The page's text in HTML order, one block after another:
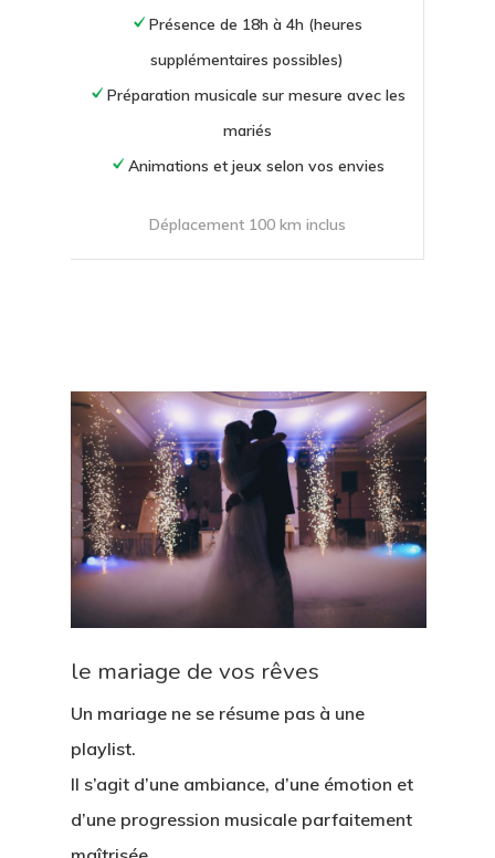
Présence de 18h à 4h (heures
supplémentaires possibles)
Préparation musicale sur mesure avec les
mariés
Animations et jeux selon vos envies
Déplacement 100 km inclus
le mariage de vos rêves
Un mariage ne se résume pas à une
playlist.
Il s’agit d’une ambiance, d’une émotion et
d’une progression musicale parfaitement